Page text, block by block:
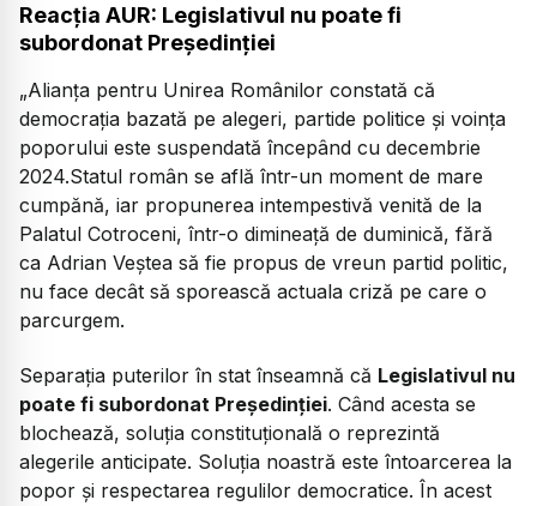
Reacția AUR: Legislativul nu poate fi
subordonat Președinției
„Alianța pentru Unirea Românilor constată că
democrația bazată pe alegeri, partide politice și voința
poporului este suspendată începând cu decembrie
2024.Statul român se află într-un moment de mare
cumpănă, iar propunerea intempestivă venită de la
Palatul Cotroceni, într-o dimineață de duminică, fără
ca Adrian Veștea să fie propus de vreun partid politic,
nu face decât să sporească actuala criză pe care o
parcurgem.
Separația puterilor în stat înseamnă că Legislativul nu
poate fi subordonat Președinției. Când acesta se
blochează, soluția constituțională o reprezintă
alegerile anticipate. Soluția noastră este întoarcerea la
popor și respectarea regulilor democratice. În acest